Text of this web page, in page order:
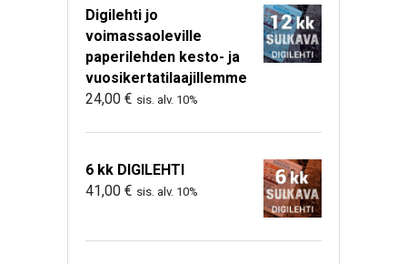
Digilehti jo
voimassaoleville
paperilehden kesto- ja
vuosikertatilaajillemme
24,00 € sis. alv. 10%
6 kk DIGILEHTI
41,00 € sis. alv. 10%